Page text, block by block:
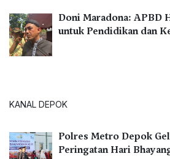
Doni Maradona: APBD
untuk Pendidikan dan
KANAL DEPOK
Polres Metro Depok
Peringatan Hari